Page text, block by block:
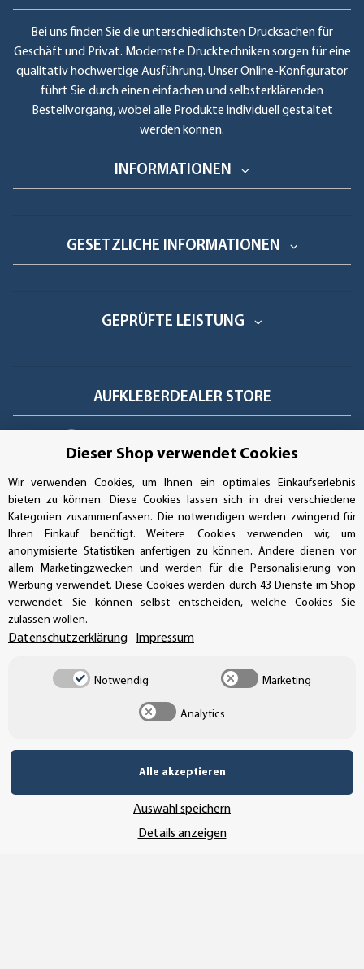
Bei uns finden Sie die unterschiedlichsten Drucksachen für
Geschäft und Privat. Modernste Drucktechniken sorgen für eine
qualitativ hochwertige Ausführung. Unser Online-Konfigurator
führt Sie durch einen einfachen und selbsterklärenden
Bestellvorgang, wobei alle Produkte individuell gestaltet
werden können.
INFORMATIONEN
GESETZLICHE INFORMATIONEN
GEPRÜFTE LEISTUNG
AUFKLEBERDEALER STORE
Bestellungen/Support: +49 (0)39-201-28-98-10
Buchhaltung: +49 (0)39-201-28-98-17
info@aufkleberdealer.de
UNSER AFFILIATE-PROGRAMM
UNSER VERSANDDIENSTLEISTER
Dieser Shop verwendet Cookies
Wir verwenden Cookies, um Ihnen ein optimales Einkaufserlebnis
bieten zu können. Diese Cookies lassen sich in drei verschiedene
Kategorien zusammenfassen. Die notwendigen werden zwingend für
Ihren Einkauf benötigt. Weitere Cookies verwenden wir, um
anonymisierte Statistiken anfertigen zu können. Andere dienen vor
allem Marketingzwecken und werden für die Personalisierung von
Werbung verwendet. Diese Cookies werden durch 43 Dienste im Shop
verwendet. Sie können selbst entscheiden, welche Cookies Sie
zulassen wollen.
Datenschutzerklärung Impressum
Notwendig Marketing
Analytics
Alle akzeptieren
Auswahl speichern
Details anzeigen